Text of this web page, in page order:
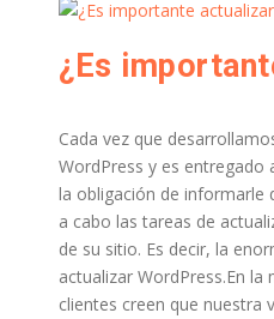
Cada vez que
WordPress y es entregado
la obligación de informarle
a cabo las tareas de
de su sitio. Es decir, la
actualizar WordPress.En
clientes creen que nuestra